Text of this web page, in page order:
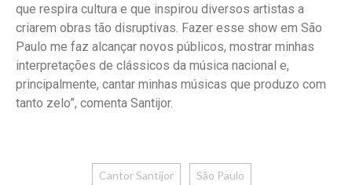
que respira cultura e que inspirou diversos artistas a
criarem obras tão disruptivas. Fazer esse show em São
Paulo me faz alcançar novos públicos, mostrar minhas
interpretações de clássicos da música nacional e,
principalmente, cantar minhas músicas que produzo com
tanto zelo”, comenta Santijor.
Cantor Santijor São Paulo